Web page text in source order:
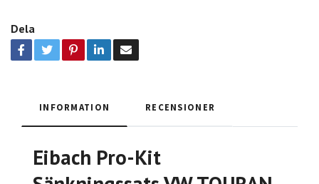
Dela
INFORMATION RECENSIONER
Eibach Pro-Kit